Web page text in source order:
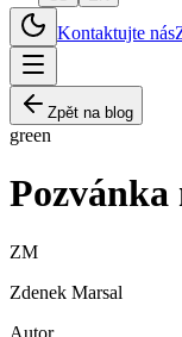
Kontaktujte nás
Zpět na blog
green
Pozvánka
ZM
Zdenek Marsal
Autor